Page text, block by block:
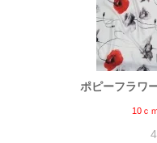
ポピーフラワ
10ｃ